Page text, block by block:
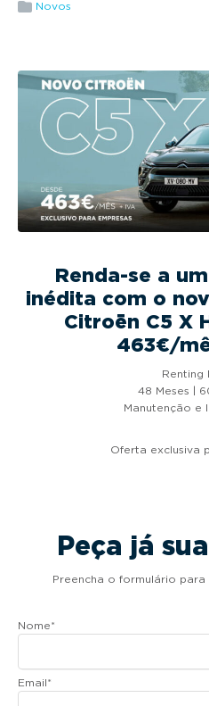
g
i
n
Novos
Renda-se a
inédita com o
Citroën C5 X
463€/
Renting
48 Meses |
Manutenção e
Oferta exclusiva
Peça já
Preencha o formulário para
Nome*
Email*